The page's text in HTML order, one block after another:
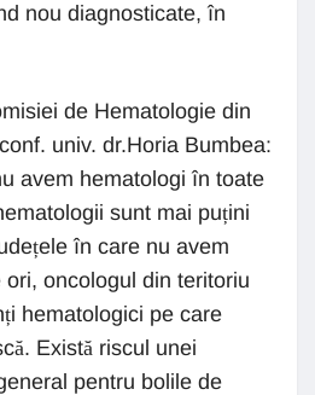
nou diagnosticate, în
de Hematologie din
univ. dr.Horia Bumbea:
avem hematologi în toate
sunt mai puțini
în care nu avem
oncologul din teritoriu
hematologici pe care
Există riscul unei
pentru bolile de